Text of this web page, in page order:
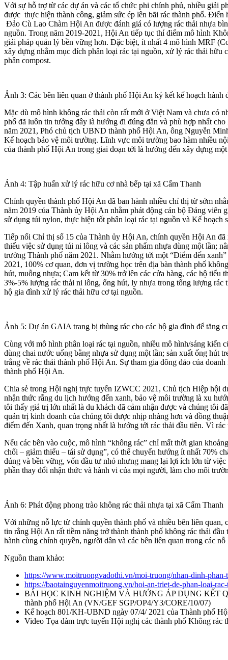
Với sự hỗ trợ từ các dự án và các tổ chức phi chính phủ, nhiều giải
được thực hiện thành công, giảm sức ép lên bãi rác thành phố.
Đảo Cù Lao Chàm Hội An được đánh giá có lượng rác thải nhựa
nguồn. Trong năm 2019-2021, Hội An tiếp tục thí điểm mô hình
giải pháp quản lý bền vững hơn. Đặc biệt, ít nhất 4 mô hình MRF
xây dựng nhằm mục đích phân loại rác tại nguồn, xử lý rác thải hữu
phân compost.
Ảnh 3: Các bên liên quan ở thành phố Hội An ký kết kế hoạch
Mặc dù mô hình không rác thải còn rất mới ở Việt Nam và chưa có
phố đã luôn tin tưởng đây là hướng đi đúng đắn và phù hợp nhất
năm 2021, Phó chủ tịch UBND thành phố Hội An, ông Nguyễn
Kế hoạch bảo vệ môi trường. Lĩnh vực môi trường bao hàm nhiều
của thành phố Hội An trong giai đoạn tới là hướng đến xây dựng
Ảnh 4: Tập huấn xử lý rác hữu cơ nhà bếp tại xã Cẩm Thanh
Chính quyền thành phố Hội An đã ban hành nhiều chỉ thị từ sớm
năm 2019 của Thành ủy Hội An nhằm phát động cán bộ Đảng viên
sử dụng túi nylon, thực hiện tốt phân loại rác tại nguồn và Kế hoạch
Tiếp nối Chỉ thị số 15 của Thành ủy Hội An, chính quyền Hội An
thiểu việc sử dụng túi ni lông và các sản phẩm nhựa dùng một lần;
trường Thành phố năm 2021. Nhằm hướng tới một “Điểm đến
2021, 100% cơ quan, đơn vị trường học trên địa bàn thành phố
hút, muỗng nhựa; Cam kết từ 30% trở lên các cửa hàng, các hộ
3%-5% lượng rác thải ni lông, ống hút, ly nhựa trong tổng lượng
hộ gia đình xử lý rác thải hữu cơ tại nguồn.
Ảnh 5: Dự án GAIA trang bị thùng rác cho các hộ gia đình để tăng
Cùng với mô hình phân loại rác tại nguồn, nhiều mô hình/sáng
dùng chai nước uống bằng nhựa sử dụng một lần; sản xuất ống hút
trắng về rác thải thành phố Hội An. Sự tham gia đông đảo của
thành phố Hội An.
Chia sẻ trong Hội nghị trực tuyến IZWCC 2021, Chủ tịch Hiệp hội
nhận thức rằng du lịch hướng đến xanh, bảo vệ môi trường là xu
tôi thấy giá trị lớn nhất là du khách đã cảm nhận được và chúng tôi
quản trị kinh doanh của chúng tôi được nhịp nhàng hơn và đồng
điểm đến Xanh, quan trọng nhất là hướng tới rác thải đầu tiên. Vì
Nếu các bên vào cuộc, mô hình “không rác” chỉ mất thời gian
chối – giảm thiểu – tái sử dụng”, có thể chuyển hướng ít nhất 70%
đúng và bền vững, vốn đầu tư nhỏ nhưng mang lại lợi ích lớn từ
phần thay đổi nhận thức và hành vi của mọi người, làm cho môi
Ảnh 6: Phát động phong trào không rác thải nhựa tại xã Cẩm Thanh
Với những nỗ lực từ chính quyền thành phố và nhiều bên liên
tin rằng Hội An rất tiềm năng trở thành thành phố không rác thải
hành cùng chính quyền, người dân và các bên liên quan trong các
Nguồn tham khảo:
https://www.moitruongvadothi.vn/moi-truong/nhan-dinh-
https://baotainguyenmoitruong.vn/hoi-an-triet-de-phan-loai-
BÀI HỌC KINH NGHIỆM VÀ HƯỚNG ÁP DỤNG KẾT
thành phố Hội An (VN/GEF SGP/OP4/Y3/CORE/10/07)
Kế hoạch 801/KH-UBND ngày 07/4/ 2021 của Thành phố
Video Tọa đàm trực tuyến Hội nghị các thành phố Không rác